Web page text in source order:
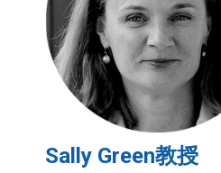
Sally Green教授